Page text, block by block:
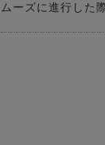
ムーズに進行した